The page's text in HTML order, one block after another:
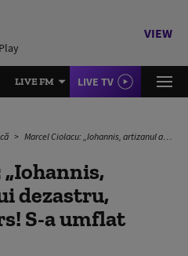
VIEW
LIVE FM LIVE TV
Marcel Ciolacu: „Iohannis, artizanul acestui dezastru, doarme neîntors! S-a umflat socata în voi!”
dezastru,
S-a umflat